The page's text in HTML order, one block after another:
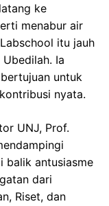
ke
menabur air
itu jauh
Ia
untuk
nyata.
UNJ, Prof.
balik antusiasme
dari
Riset, dan